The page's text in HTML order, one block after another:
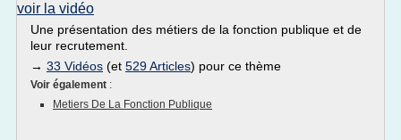
voir la vidéo
Une présentation des métiers de la fonction publique et de
leur recrutement.
→ 33 Vidéos (et 529 Articles) pour ce thème
Voir également :
Metiers De La Fonction Publique